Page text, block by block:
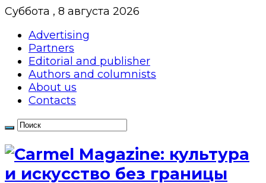
Суббота , 8 августа 2026
Advertising
Partners
Editorial and publisher
Authors and columnists
About us
Contacts